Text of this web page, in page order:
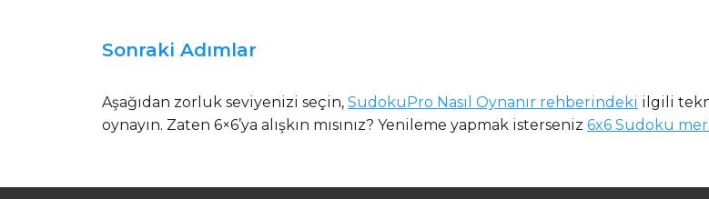
Sonraki Adımlar
Aşağıdan zorluk seviyenizi seçin, SudokuPro Nasıl Oynanır rehberindeki ilgili
oynayın. Zaten 6×6’ya alışkın mısınız? Yenileme yapmak isterseniz 6x6 Sudoku